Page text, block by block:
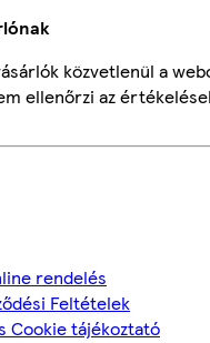
közvetlenül a
ellenőrzi az
rendelés
Feltételek
Cookie tájékoztató